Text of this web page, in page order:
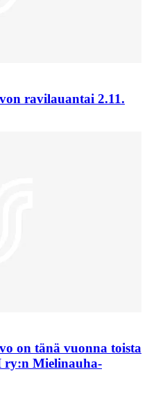
ravilauantai 2.11.
on tänä vuonna toista
Mielinauha-